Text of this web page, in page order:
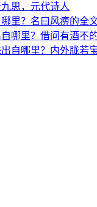
思，元代诗人
里？名曰风痹的全
哪里？借问有酒不
自哪里？内外胧若